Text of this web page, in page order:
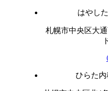
はやし
札幌市中央区大
ひらた